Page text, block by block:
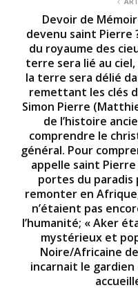
Devoir de
devenu saint Pierre
du royaume des
terre sera lié au
la terre sera délié
remettant les clés
Simon Pierre
de l’histoire
comprendre le
général. Pour
appelle saint
portes du
remonter en
n’étaient pas
l’humanité; « Aker
mystérieux et
Noire/Africaine
incarnait le gardien